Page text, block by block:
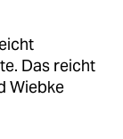
Das reicht
Wiebke